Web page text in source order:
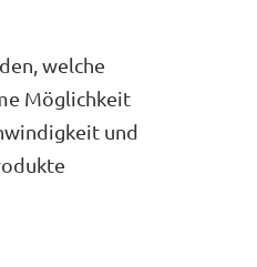
welche
Möglichkeit
und